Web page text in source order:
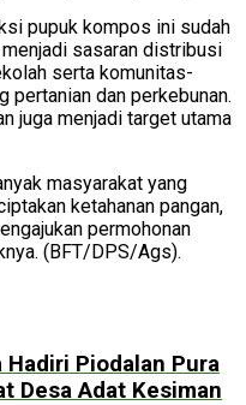
pupuk kompos ini sudah
sasaran distribusi
serta komunitas-
pertanian dan perkebunan.
juga menjadi target utama
masyarakat yang
ketahanan pangan,
permohonan
(BFT/DPS/Ags).
Hadiri Piodalan Pura
Desa Adat Kesiman